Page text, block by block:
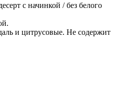
с начинкой / без белого
и цитрусовые. Не содержит